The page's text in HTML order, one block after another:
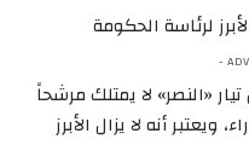
لرئاسة الحكومة
«النصر» لا يمتلك مرشحاً
أنه لا يزال الأبرز